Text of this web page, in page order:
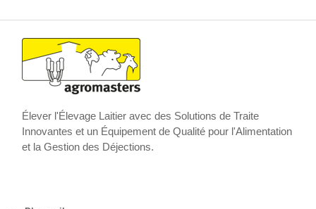
Élever l'Élevage Laitier avec des Solutions de Traite
Innovantes et un Équipement de Qualité pour l'Alimentation
et la Gestion des Déjections.